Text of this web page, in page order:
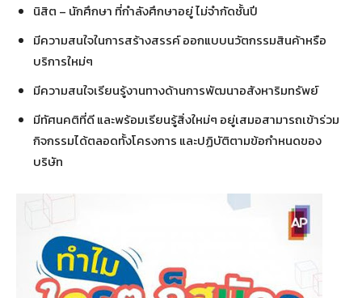
นิสิต – นักศึกษา ที่กำลังศึกษาอยู่ ไม่จำกัดชั้นปี
มีความสนใจในการสร้างสรรค์ ออกแบบนวัตกรรมสินค้าหรือ
บริการใหม่ๆ
มีความสนใจเรียนรู้งานทางด้านการพัฒนาอสังหาริมทรัพย์
มีทัศนคติที่ดี และพร้อมเรียนรู้สิ่งใหม่ๆ อยู่เสมอสามารถเข้าร่วม
กิจกรรมได้ตลอดทั้งโครงการ และปฏิบัติตามข้อกำหนดของ
บริษัท